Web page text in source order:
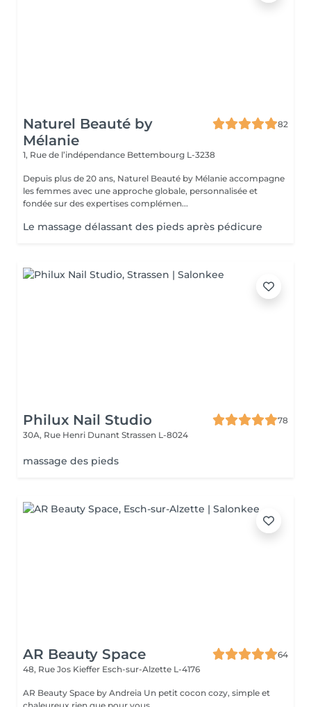
Naturel Beauté by
Mélanie
82
1, Rue de l’indépendance Bettembourg L-3238
Depuis plus de 20 ans, Naturel Beauté by Mélanie accompagne
les femmes avec une approche globale, personnalisée et
fondée sur des expertises complémen...
Le massage délassant des pieds après pédicure
Philux Nail Studio
78
30A, Rue Henri Dunant Strassen L-8024
massage des pieds
AR Beauty Space
64
48, Rue Jos Kieffer Esch-sur-Alzette L-4176
AR Beauty Space by Andreia Un petit cocon cozy, simple et